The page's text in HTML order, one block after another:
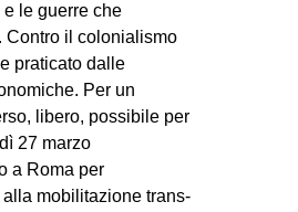
SPAZI
POPOLARE
MOVIMENTI
AMBIENTE
ANTIFASCISMO
le guerre che
Contro il colonialismo
praticato dalle
Per un
libero, possibile per
27 marzo
a Roma per
mobilitazione trans-